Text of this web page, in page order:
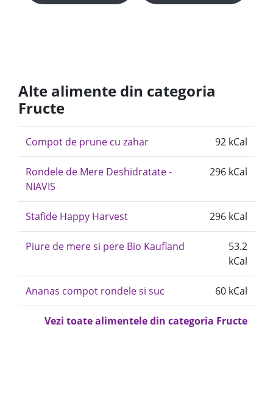
Alte alimente din categoria
Fructe
Compot de prune cu zahar 92 kCal
Rondele de Mere Deshidratate -
NIAVIS
296 kCal
Stafide Happy Harvest 296 kCal
Piure de mere si pere Bio Kaufland
53.2
kCal
Ananas compot rondele si suc 60 kCal
Vezi toate alimentele din categoria Fructe